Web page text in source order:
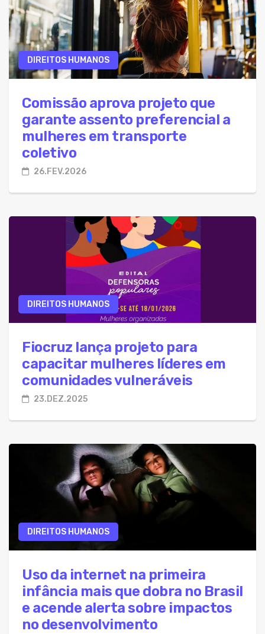
DIREITOS HUMANOS
Comissão aprova projeto que
garante assento preferencial a
mulheres em transporte
coletivo
26.FEV.2026
DIREITOS HUMANOS
Fiocruz lança projeto para
capacitar mulheres líderes em
comunidades vulneráveis
23.DEZ.2025
DIREITOS HUMANOS
Uso da internet na primeira
infância mais que dobra no Brasil
e acende alerta sobre impactos
no desenvolvimento